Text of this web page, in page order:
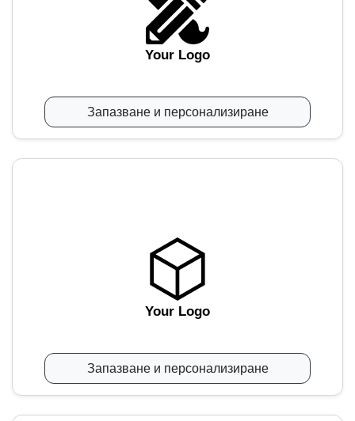
Your Logo
Запазване и персонализиране
Your Logo
Запазване и персонализиране